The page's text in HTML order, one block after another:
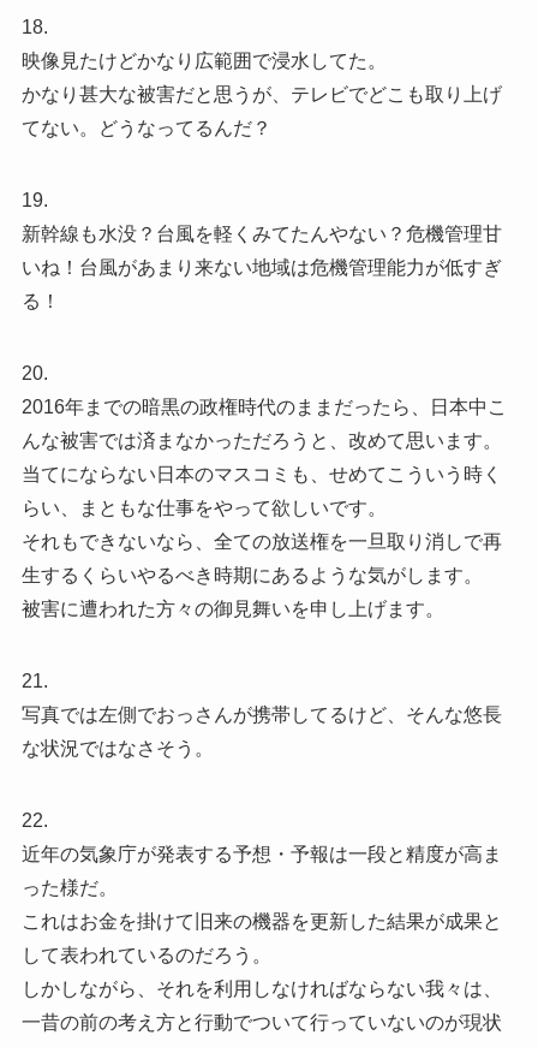
18.
映像見たけどかなり広範囲で浸水してた。
かなり甚大な被害だと思うが、テレビでどこも取り上げ
てない。どうなってるんだ？
19.
新幹線も水没？台風を軽くみてたんやない？危機管理甘
いね！台風があまり来ない地域は危機管理能力が低すぎ
る！
20.
2016年までの暗黒の政権時代のままだったら、日本中こ
んな被害では済まなかっただろうと、改めて思います。
当てにならない日本のマスコミも、せめてこういう時く
らい、まともな仕事をやって欲しいです。
それもできないなら、全ての放送権を一旦取り消しで再
生するくらいやるべき時期にあるような気がします。
被害に遭われた方々の御見舞いを申し上げます。
21.
写真では左側でおっさんが携帯してるけど、そんな悠長
な状況ではなさそう。
22.
近年の気象庁が発表する予想・予報は一段と精度が高ま
った様だ。
これはお金を掛けて旧来の機器を更新した結果が成果と
して表われているのだろう。
しかしながら、それを利用しなければならない我々は、
一昔の前の考え方と行動でついて行っていないのが現状